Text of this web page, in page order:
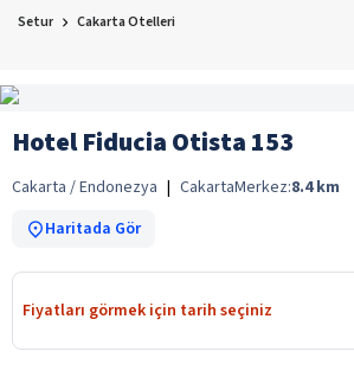
Setur Cakarta Otelleri
Hotel Fiducia Otista 153
Cakarta / Endonezya | CakartaMerkez:8.4 km
Haritada Gör
Fiyatları görmek için tarih seçiniz